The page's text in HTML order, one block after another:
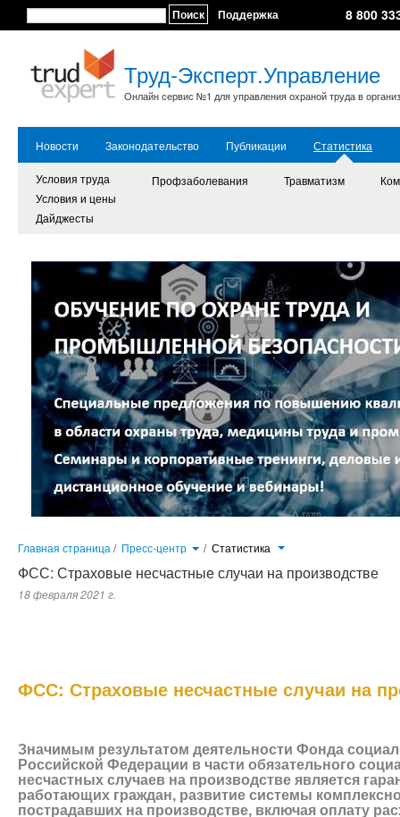
Поиск Поддержка 8 800
Труд-Эксперт.Управление
Онлайн сервис №1 для управления охраной труда в
Новости Законодательство Публикации Статистика
Условия труда
Условия и цены
Дайджесты
Профзаболевания Травматизм
Главная страница / Пресс-центр / Статистика
ФСС: Страховые несчастные случаи на производстве
18 февраля 2021 г.
ФСС: Страховые несчастные случаи на
Значимым результатом деятельности Фонда
Российской Федерации в части обязательного
несчастных случаев на производстве является
работающих граждан, развитие системы
пострадавших на производстве, включая оплату